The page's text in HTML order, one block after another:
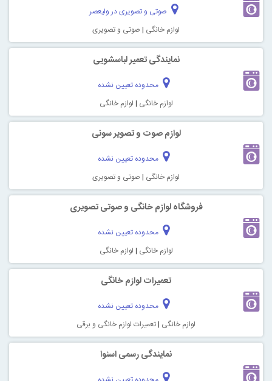
صوتی و تصویری در ولیعصر
لوازم خانگی | صوتی و تصویری
نمایندگی تعمیر لباسشویی
محدوده تعیین نشده
لوازم خانگی | لوازم خانگی
لوازم صوت و تصویر سونی
محدوده تعیین نشده
لوازم خانگی | صوتی و تصویری
فروشگاه لوازم خانگی و صوتی تصویری
محدوده تعیین نشده
لوازم خانگی | لوازم خانگی
تعمیرات لوازم خانگی
محدوده تعیین نشده
لوازم خانگی |تعمیرات لوازم خانگی و برقی
نمایندگی رسمی اسنوا